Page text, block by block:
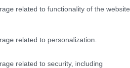
related to functionality of the website
related to personalization.
related to security, including